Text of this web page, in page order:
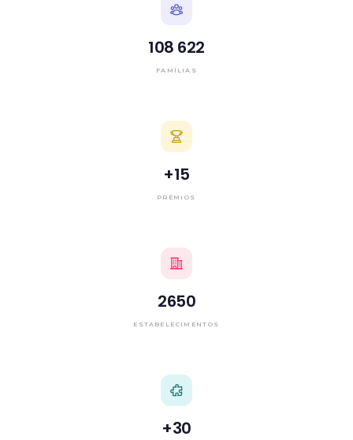
108 622
FAMÍLIAS
+15
PRÉMIOS
2650
ESTABELECIMENTOS
+30